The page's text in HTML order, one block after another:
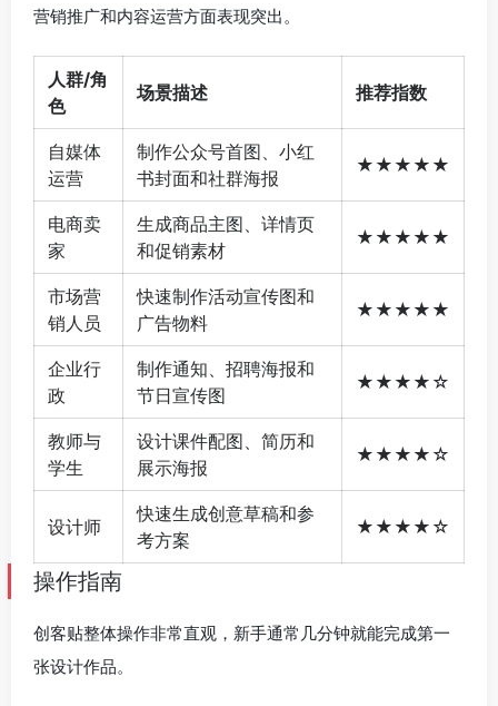
营销推广和内容运营方面表现突出。
人群/角
色
场景描述 推荐指数
自媒体
运营
制作公众号首图、小红
书封面和社群海报
★★★★★
电商卖
家
生成商品主图、详情页
和促销素材
★★★★★
市场营
销人员
快速制作活动宣传图和
广告物料
★★★★★
企业行
政
制作通知、招聘海报和
节日宣传图
★★★★☆
教师与
学生
设计课件配图、简历和
展示海报
★★★★☆
设计师
快速生成创意草稿和参
考方案
★★★★☆
操作指南
创客贴整体操作非常直观，新手通常几分钟就能完成第一
张设计作品。